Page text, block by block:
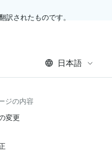
されたものです。
日本語
ジの内容
変更